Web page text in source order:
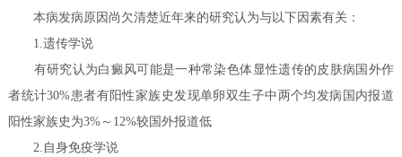
本病发病原因尚欠清楚近年来的研究认为与以下因素有关：
1.遗传学说
有研究认为白癜风可能是一种常染色体显性遗传的皮肤病国外作
者统计30%患者有阳性家族史发现单卵双生子中两个均发病国内报道
阳性家族史为3%～12%较国外报道低
2.自身免疫学说